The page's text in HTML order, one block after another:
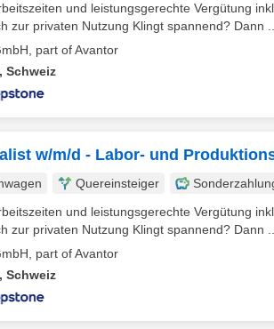
und leistungsgerechte Vergütung
zur privaten Nutzung Klingt spannend? Dann ...
part of Avantor
Schweiz
w/m/d - Labor- und
Quereinsteiger
und leistungsgerechte Vergütung
zur privaten Nutzung Klingt spannend? Dann ...
part of Avantor
Schweiz